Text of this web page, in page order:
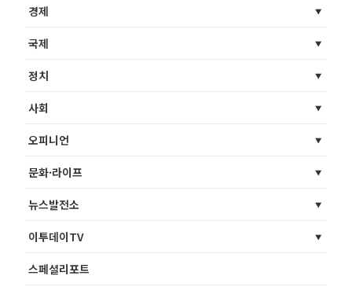
경제
국제
정치
사회
오피니언
문화·라이프
뉴스발전소
이투데이TV
스페셜리포트